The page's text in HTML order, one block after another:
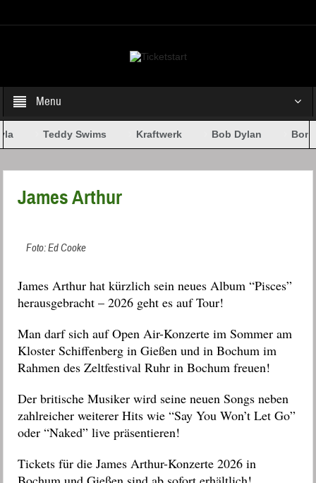
Menu
Teddy Swims Kraftwerk Bob Dylan
James Arthur
Foto: Ed Cooke
James Arthur hat kürzlich sein neues Album “Pisces”
herausgebracht – 2026 geht es auf Tour!
Man darf sich auf Open Air-Konzerte im Sommer am
Kloster Schiffenberg in Gießen und in Bochum im
Rahmen des Zeltfestival Ruhr in Bochum freuen!
Der britische Musiker wird seine neuen Songs neben
zahlreicher weiterer Hits wie “Say You Won’t Let Go”
oder “Naked” live präsentieren!
Tickets für die James Arthur-Konzerte 2026 in